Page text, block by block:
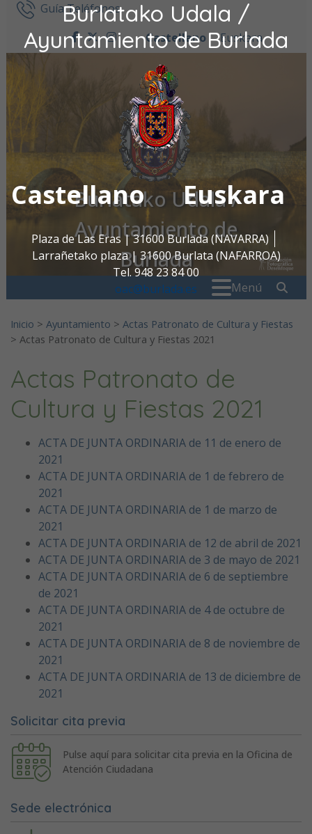
Burlatako Udala /
Ayuntamiento de Burlada
Castellano Euskara
Plaza de Las Eras | 31600 Burlada (NAVARRA)
Larrañetako plaza | 31600 Burlata (NAFARROA)
Tel. 948 23 84 00
oac@burlada.es
Ir al contenidoGuía Teléfonos
facebook
twitter
instagram
Castellano Euskara
Burlatako Udala /
Ayuntamiento de
Burlada
Menú
Inicio > Ayuntamiento > Actas Patronato de Cultura y Fiestas
> Actas Patronato de Cultura y Fiestas 2021
Actas Patronato de
Cultura y Fiestas 2021
ACTA DE JUNTA ORDINARIA de 11 de enero de
2021
ACTA DE JUNTA ORDINARIA de 1 de febrero de
2021
ACTA DE JUNTA ORDINARIA de 1 de marzo de
2021
ACTA DE JUNTA ORDINARIA de 12 de abril de 2021
ACTA DE JUNTA ORDINARIA de 3 de mayo de 2021
ACTA DE JUNTA ORDINARIA de 6 de septiembre
de 2021
ACTA DE JUNTA ORDINARIA de 4 de octubre de
2021
ACTA DE JUNTA ORDINARIA de 8 de noviembre de
2021
ACTA DE JUNTA ORDINARIA de 13 de diciembre de
2021
Solicitar cita previa
Pulse aquí para solicitar cita previa en la Oficina de
Atención Ciudadana
Sede electrónica